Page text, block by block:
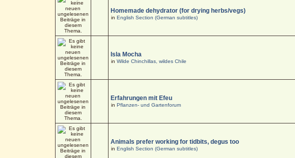
Homemade dehydrator (for drying herbs/vegs)
in English Section (German subtitles)
Isla Mocha
in Wilde Chinchillas, wildes Chile
Erfahrungen mit Efeu
in Pflanzen- und Gartenforum
Animals prefer working for tidbits, degus too
in English Section (German subtitles)